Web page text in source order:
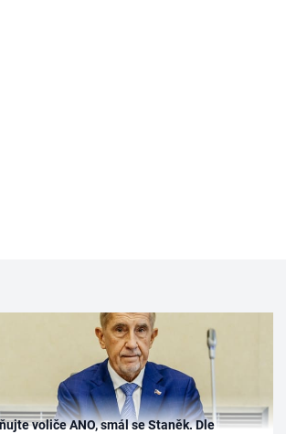
voliče ANO, smál se Staněk. Dle